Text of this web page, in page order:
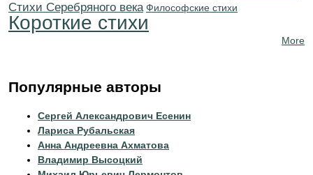
Cтихи Серебряного века Философские стихи
Короткие стихи
More
Популярные авторы
Сергей Александрович Есенин
Лариса Рубальская
Анна Андреевна Ахматова
Владимир Высоцкий